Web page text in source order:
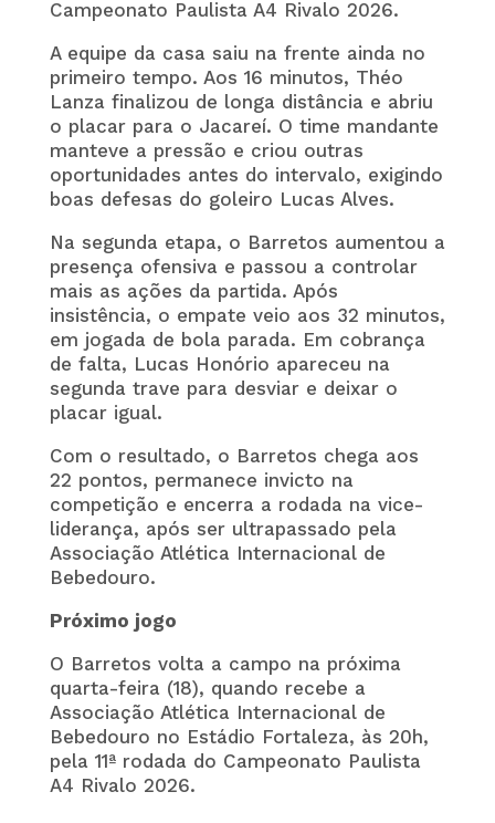
Campeonato Paulista A4 Rivalo 2026.
A equipe da casa saiu na frente ainda no
primeiro tempo. Aos 16 minutos, Théo
Lanza finalizou de longa distância e abriu
o placar para o Jacareí. O time mandante
manteve a pressão e criou outras
oportunidades antes do intervalo, exigindo
boas defesas do goleiro Lucas Alves.
Na segunda etapa, o Barretos aumentou a
presença ofensiva e passou a controlar
mais as ações da partida. Após
insistência, o empate veio aos 32 minutos,
em jogada de bola parada. Em cobrança
de falta, Lucas Honório apareceu na
segunda trave para desviar e deixar o
placar igual.
Com o resultado, o Barretos chega aos
22 pontos, permanece invicto na
competição e encerra a rodada na vice-
liderança, após ser ultrapassado pela
Associação Atlética Internacional de
Bebedouro.
Próximo jogo
O Barretos volta a campo na próxima
quarta-feira (18), quando recebe a
Associação Atlética Internacional de
Bebedouro no Estádio Fortaleza, às 20h,
pela 11ª rodada do Campeonato Paulista
A4 Rivalo 2026.